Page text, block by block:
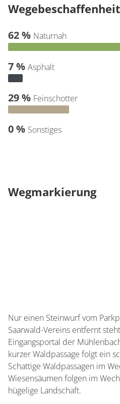
Wegebeschaffenheit
62 % Naturnah
7 % Asphalt
29 % Feinschotter
0 % Sonstiges
Wegmarkierung
Nur einen Steinwurf vom
Saarwald-Vereins entfernt
Eingangsportal der
kurzer Waldpassage folgt ein
Schattige Waldpassagen im
Wiesensäumen folgen im
hügelige Landschaft.